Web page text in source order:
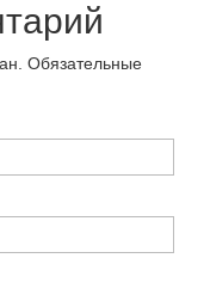
Обязательные